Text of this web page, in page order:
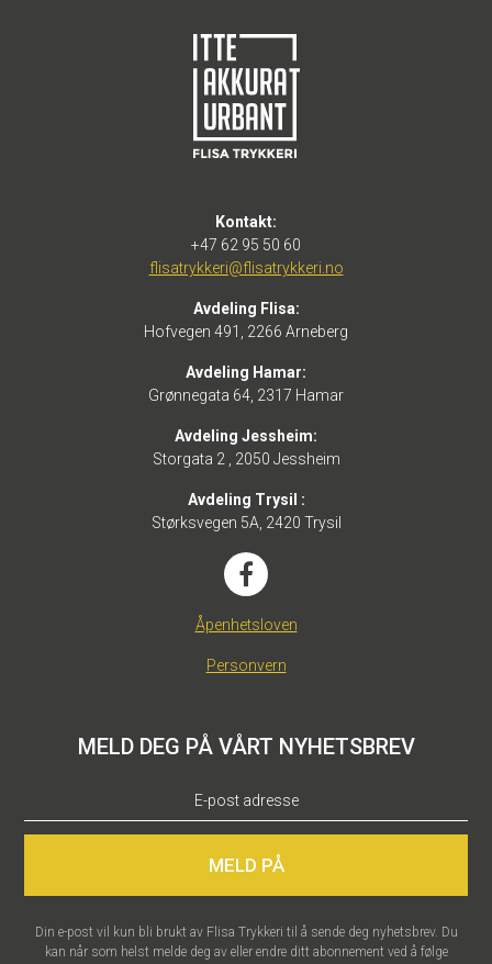
Kontakt:
+47 62 95 50 60
flisatrykkeri@flisatrykkeri.no
Avdeling Flisa:
Hofvegen 491, 2266 Arneberg
Avdeling Hamar:
Grønnegata 64, 2317 Hamar
Avdeling Jessheim:
Storgata 2 , 2050 Jessheim
Avdeling Trysil :
Størksvegen 5A, 2420 Trysil
Åpenhetsloven
Personvern
MELD DEG PÅ VÅRT NYHETSBREV
MELD PÅ
Din e-post vil kun bli brukt av Flisa Trykkeri til å sende deg nyhetsbrev. Du
kan når som helst melde deg av eller endre ditt abonnement ved å følge